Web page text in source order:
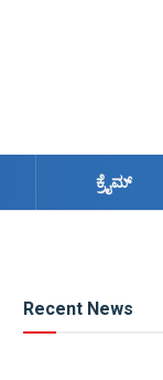
ಕ್ರೈಮ್
Recent News